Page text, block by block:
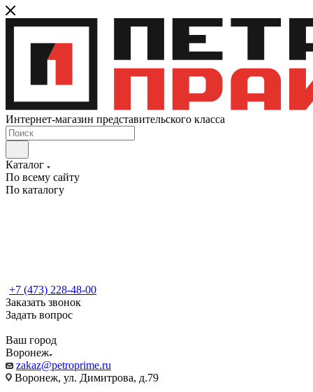
Интернет-магазин представительского класса
Каталог
По всему сайту
По каталогу
+7 (473) 228-48-00
Заказать звонок
Задать вопрос
Ваш город
Воронеж
zakaz@petroprime.ru
Воронеж, ул. Димитрова, д.79